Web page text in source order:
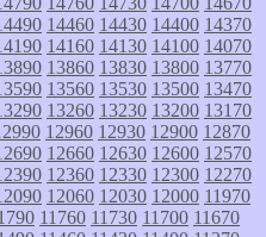
14460 14430 14400 14370
14160 14130 14100 14070
13860 13830 13800 13770
13560 13530 13500 13470
13260 13230 13200 13170
12960 12930 12900 12870
12660 12630 12600 12570
12360 12330 12300 12270
12060 12030 12000 11970
11760 11730 11700 11670